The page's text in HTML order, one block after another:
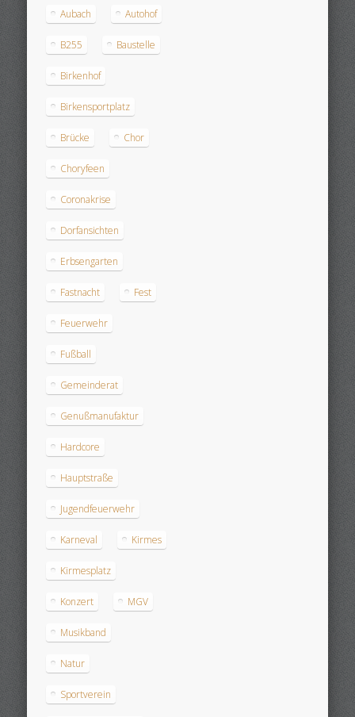
Aubach Autohof
B255 Baustelle
Birkenhof
Birkensportplatz
Brücke Chor
Choryfeen
Coronakrise
Dorfansichten
Erbsengarten
Fastnacht Fest
Feuerwehr
Fußball
Gemeinderat
Genußmanufaktur
Hardcore
Hauptstraße
Jugendfeuerwehr
Karneval Kirmes
Kirmesplatz
Konzert MGV
Musikband
Natur
Sportverein